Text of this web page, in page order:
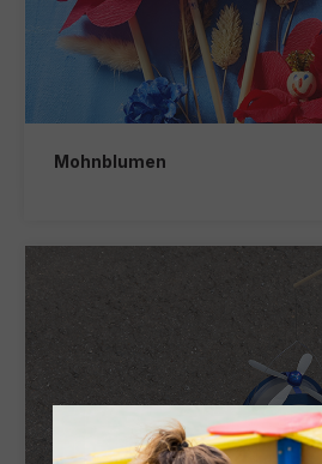
Mohnblumen